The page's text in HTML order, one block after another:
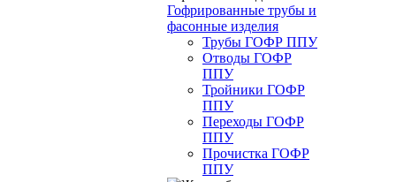
Гофрированные трубы и
фасонные изделия
Трубы ГОФР ППУ
Отводы ГОФР
ППУ
Тройники ГОФР
ППУ
Переходы ГОФР
ППУ
Прочистка ГОФР
ППУ